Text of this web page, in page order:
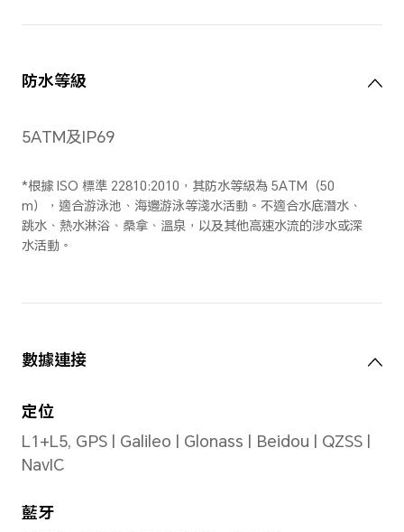
下左右滑動、輕觸及長按操作
錶體
黑色：
錶圈：316L 不銹鋼
前殼：鋁合金
後殼：耐用聚合物材料